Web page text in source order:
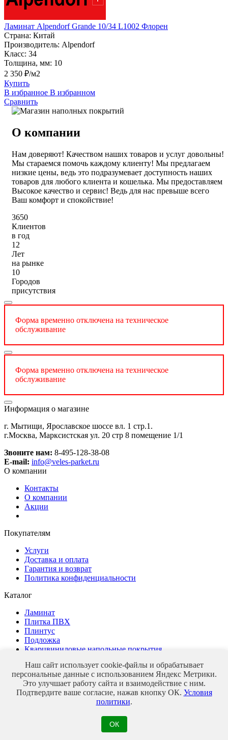
Ламинат Alpendorf Grande 10/34 L1002 Флорен
Страна: Китай
Производитель: Alpendorf
Класс: 34
Толщина, мм: 10
2 350 ₽/м2
Купить
В избранное В избранном
Сравнить
О компании
Нам доверяют! Качеством наших товаров и услуг довольны!
Мы стараемся помочь каждому клиенту! Мы предлагаем
низкие цены, ведь это подразумевает доступность наших
товаров для любого клиента и кошелька. Мы предоставляем
Высокое качество и сервис! Ведь для нас превыше всего
Ваш комфорт и спокойствие!
3650
Клиентов
в год
12
Лет
на рынке
10
Городов
присутствия
Форма временно отключена на техническое
обслуживание
Форма временно отключена на техническое
обслуживание
Информация о магазине
г. Мытищи, Ярославское шоссе вл. 1 стр.1.
г.Москва, Марксистская ул. 20 стр 8 помещение 1/1
Звоните нам: 8-495-128-38-08
E-mail: info@veles-parket.ru
О компании
Контакты
О компании
Акции
Покупателям
Услуги
Доставка и оплата
Гарантия и возврат
Политика конфиденциальности
Каталог
Ламинат
Плитка ПВХ
Плинтус
Подложка
Кварцвиниловые напольные покрытия
Магазин напольных покрытий
© 2026 veles-parket
Наш сайт использует cookie-файлы и обрабатывает
персональные данные с использованием Яндекс Метрики.
Это улучшает работу сайта и взаимодействие с ним.
Подтвердите ваше согласие, нажав кнопку ОК. Условия
политики.
ОК